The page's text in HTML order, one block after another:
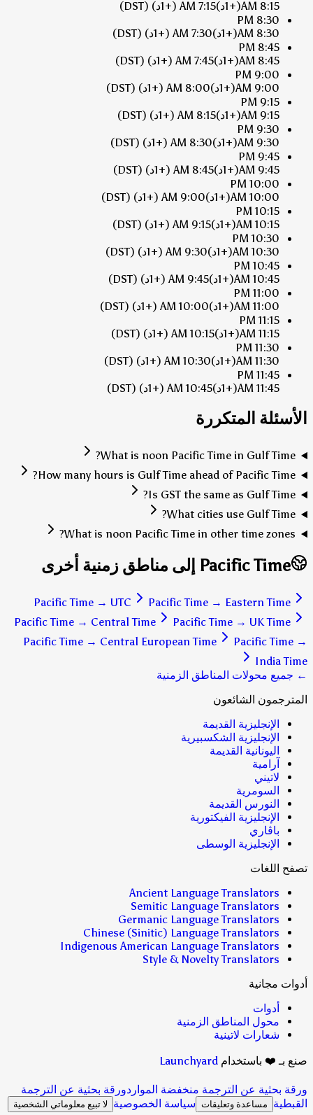
8:15 AM
(+1د) 7:15 AM (+1د)
(DST)
8:30 PM
8:30 AM
(+1د) 7:30 AM (+1د)
(DST)
8:45 PM
8:45 AM
(+1د) 7:45 AM (+1د)
(DST)
9:00 PM
9:00 AM
(+1د) 8:00 AM (+1د)
(DST)
9:15 PM
9:15 AM
(+1د) 8:15 AM (+1د)
(DST)
9:30 PM
9:30 AM
(+1د) 8:30 AM (+1د)
(DST)
9:45 PM
9:45 AM
(+1د) 8:45 AM (+1د)
(DST)
10:00 PM
10:00 AM
(+1د) 9:00 AM (+1د)
(DST)
10:15 PM
10:15 AM
(+1د) 9:15 AM (+1د)
(DST)
10:30 PM
10:30 AM
(+1د) 9:30 AM (+1د)
(DST)
10:45 PM
10:45 AM
(+1د) 9:45 AM (+1د)
(DST)
11:00 PM
11:00 AM
(+1د) 10:00 AM (+1د)
(DST)
11:15 PM
11:15 AM
(+1د) 10:15 AM (+1د)
(DST)
11:30 PM
11:30 AM
(+1د) 10:30 AM (+1د)
(DST)
11:45 PM
11:45 AM
(+1د) 10:45 AM (+1د) (DST)
الأسئلة المتكررة
What is noon Pacific Time in Gulf Time?
How many hours is Gulf Time ahead of Pacific Time?
Is GST the same as Gulf Time?
What cities use Gulf Time?
What is noon Pacific Time in other time zones?
Pacific Time إلى مناطق زمنية أخرى
Pacific Time → UTC Pacific Time → Eastern Time
Pacific Time → Central Time Pacific Time → UK Time
Pacific Time → Central European Time Pacific Time →
India Time
← جميع محولات المناطق الزمنية
المترجمون الشائعون
الإنجليزية القديمة
الإنجليزية الشكسبيرية
اليونانية القديمة
آرامية
لاتيني
السومرية
النورس القديمة
الإنجليزية الفيكتورية
باڤاري
الإنجليزية الوسطى
تصفح اللغات
Ancient Language Translators
Semitic Language Translators
Germanic Language Translators
Chinese (Sinitic) Language Translators
Indigenous American Language Translators
Style & Novelty Translators
أدوات مجانية
أدوات
محول المناطق الزمنية
شعارات لاتينية
صنع بـ ❤️ باستخدام Launchyard
ورقة بحثية عن الترجمة منخفضة المواردورقة بحثية عن الترجمة
القبطية مساعدة وتعليقات سياسة الخصوصية لا تبيع معلوماتي الشخصية